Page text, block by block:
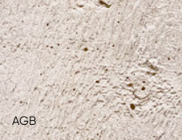
AGB